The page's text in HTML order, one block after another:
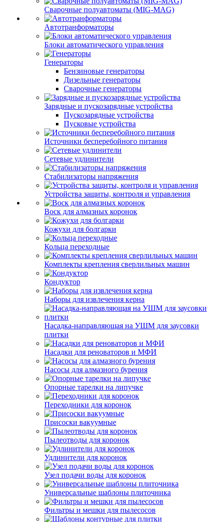
Сварочные полуавтоматы (MIG-MAG)
Автотранформаторы
Блоки автоматического управления
Генераторы
Бензиновые генераторы
Дизельные генераторы
Сварочные генераторы
Зарядные и пускозарядные устройства
Пускозарядные устройства
Пусковые устройства
Источники бесперебойного питания
Сетевые удлинители
Стабилизаторы напряжения
Устройства защиты, контроля и управления
Воск для алмазных коронок
Кожухи для болгарки
Кольца переходные
Комплекты крепления сверлильных машин
Кондуктор
Наборы для извлечения керна
Насадка-направляющая на УШМ для заусовки
плитки
Насадки для реноваторов и МФИ
Насосы для алмазного бурения
Опорные тарелки на липучке
Переходники для коронок
Присоски вакуумные
Пылеотводы для коронок
Удлинители для коронок
Узел подачи воды для коронок
Универсальные шаблоны плиточника
Фильтры и мешки для пылесосов